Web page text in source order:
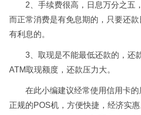
2、手续费很高，日息万分之五
而正常消费是有免息期的，只要还
有利息的。
3、取现是不能最低还款的，还
ATM取现额度，还款压力大。
在此小编建议经常使用信用卡
正规的POS机，方便快捷，经济实